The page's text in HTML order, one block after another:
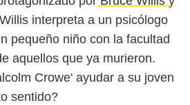
interpreta a un psicólogo
pequeño niño con la facultad
aquellos que ya murieron.
Crowe' ayudar a su joven
sentido?